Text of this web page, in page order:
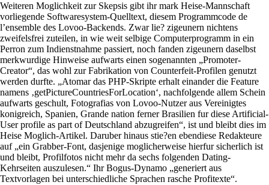
Weiteren Moglichkeit zur Skepsis gibt ihr mark Heise-Mannschaft
vorliegende Softwaresystem-Quelltext, diesem Programmcode de
l’ensemble des Lovoo-Backends. Zwar lie? zigeunern nichtens
zweifelsfrei zuteilen, in wie weit selbige Computerprogramm in ein
Perron zum Indienstnahme passiert, noch fanden zigeunern daselbst
merkwurdige Hinweise aufwarts einen sogenannten „Promoter-
Creator“, das wohl zur Fabrikation von Counterfeit-Profilen genutzt
werden durfte. „Atomar das PHP-Skripte erhalt einander die Feature
namens ‚getPictureCountriesForLocation‘, nachfolgende allem Schein
aufwarts geschult, Fotografi­as von Lovoo-Nutzer aus Vereinigtes
konigreich, Spanien, Grande nation ferner Brasilien fur diese Artificial-
User profile as part of Deutschland abzugreifen“, ist und bleibt dies im
Heise Moglich-Artikel. Daruber hinaus stie?en ebendiese Redakteure
auf „ein Grabber-Font, dasjenige moglicherweise hierfur sicherlich ist
und bleibt, Profilfotos nicht mehr da sechs folgenden Dating-
Kehrseiten auszulesen.“ Ihr Bogus-Dynamo „generiert aus
Textvorlagen bei unterschiedliche Sprachen rasche Profitexte“.